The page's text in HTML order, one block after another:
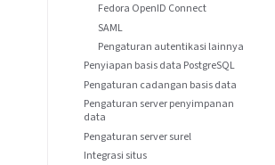
Fedora OpenID Connect
SAML
Pengaturan autentikasi lainnya
Penyiapan basis data PostgreSQL
Pengaturan cadangan basis data
Pengaturan server penyimpanan
data
Pengaturan server surel
Integrasi situs